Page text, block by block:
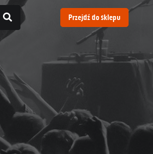
Przejdź do sklepu